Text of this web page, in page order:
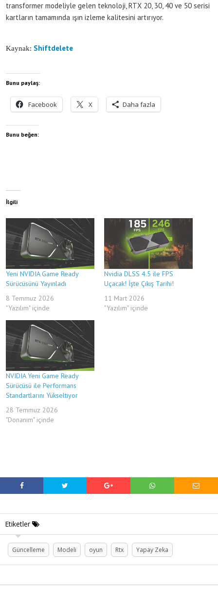
transformer modeliyle gelen teknoloji, RTX 20, 30, 40 ve 50 serisi
kartların tamamında ışın izleme kalitesini artırıyor.
Kaynak: Shiftdelete
Bunu paylaş:
Facebook X Daha fazla
Bunu beğen:
İlgili
Yeni NVIDIA Game Ready
Sürücüsünü Yayınladı
8 Temmuz 2026
"Yazılım" içinde
Nvidia DLSS 4.5 ile FPS
Uçacak! İşte Çıkış Tarihi!
11 Mart 2026
"Yazılım" içinde
NVIDIA Yeni Game Ready
Sürücüsü ile Performans
Standartlarını Yükseltiyor
28 Temmuz 2026
"Donanım" içinde
Etiketler
Güncelleme Modeli oyun Rtx Yapay Zeka